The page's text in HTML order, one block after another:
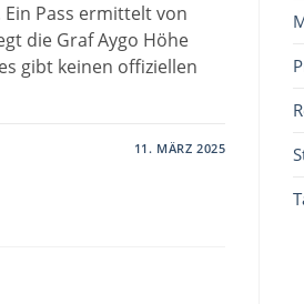
Pass ermittelt von
die Graf Aygo Höhe
gibt keinen offiziellen
11. MÄRZ 2025